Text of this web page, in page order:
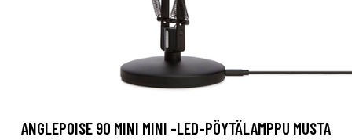
ANGLEPOISE 90 MINI MINI -LED-PÖYTÄLAMPPU MUSTA